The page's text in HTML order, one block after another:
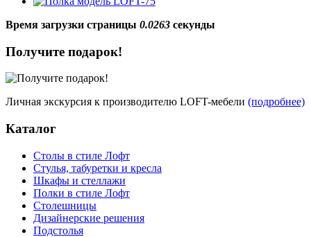
Время загрузки страницы 0.0263 секунды
Получите подарок!
Личная экскурсия к производителю LOFT-мебели (подробнее)
Каталог
Столы в стиле Лофт
Стулья, табуретки и кресла
Шкафы и стеллажи
Полки в стиле Лофт
Столешницы
Дизайнерские решения
Подстолья